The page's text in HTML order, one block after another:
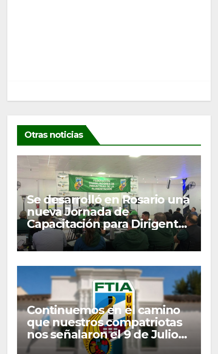
Otras noticias
Se desarrolló en Rosario una
nueva Jornada de
Capacitación para Dirigentes
y Delegados Gremiales
Continuemos en el camino
que nuestros compatriotas
nos señalaron el 9 de Julio
de 1816